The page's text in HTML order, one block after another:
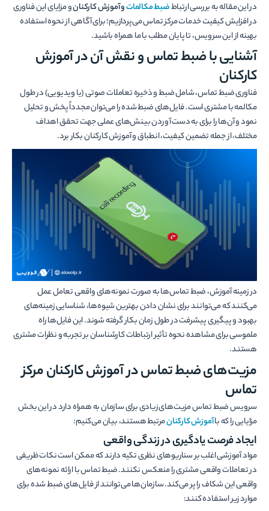
در این مقاله به بررسی ارتباطضبط مکالماتو آموزش کارکنانو مزایای این فناوری
در افزایش کیفیت خدمات مرکز تماس می‌پردازیم؛ برای آگاهی از نحوه استفاده
بهینه از این سرویس، تا پایان مطلب با ما همراه باشید.
آشنایی با ضبط تماس و نقش آن در آموزش
کارکنان
فناوری ضبط تماس، شامل ضبط و ذخیره تعاملات صوتی (یا ویدیویی) در طول
مکالمه با مشتری است. فایل‌های ضبط شده را می‌توان مجدداً پخش و تحلیل
نمود و آن‌ها را برای به دست آوردن بینش‌های عملی جهت تحقق اهداف
مختلف، از جمله تضمین کیفیت، انطباق و آموزش کارکنان بکار برد.
در زمینه آموزش، ضبط تماس‌ها به صورت نمونه‌های واقعی تعامل عمل
می‌کنند که می‌توانند برای نشان دادن بهترین شیوه‌ها، شناسایی زمینه‌های
بهبود و پیگیری پیشرفت در طول زمان بکار گرفته شوند. این فایل‌ها راه
ملموسی برای مشاهده نحوه تأثیر ارتباطات کارشناسان بر تجربه و نظرات مشتری
هستند.
مزیت‌های ضبط تماس در آموزش کارکنان مرکز
تماس
سرویس ضبط تماس مزیت‌های زیادی برای سازمان به همراه دارد در این بخش
مزایایی را که باآموزش کارکنانمرتبط هستند، بیان می‌کنیم:
ایجاد فرصت یادگیری در زندگی واقعی
مواد آموزشی اغلب بر سناریوهای نظری تکیه دارند که ممکن است نکات ظریفی
در تعاملات واقعی مشتری را منعکس نکنند. ضبط تماس با ارائه نمونه‌های
واقعی این شکاف را پر می‌کند. سازمان‌ها می‌توانند از فایل‌های ضبط شده برای
موارد زیر استفاده کنند: